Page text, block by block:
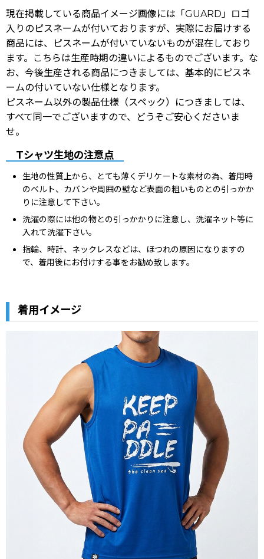
現在掲載している商品イメージ画像には「GUARD」ロゴ
入りのピスネームが付いておりますが、実際にお届けする
商品には、ピスネームが付いていないものが混在しており
ます。こちらは生産時期の違いによるものでございます。な
お、今後生産される商品につきましては、基本的にピスネ
ームの付いていない仕様となります。
ピスネーム以外の製品仕様（スペック）につきましては、
すべて同一でございますので、どうぞご安心くださいま
せ。
Tシャツ生地の注意点
生地の性質上から、とても薄くデリケートな素材の為、着用時
のベルト、カバンや周囲の壁など表面の粗いものとの引っかか
りに注意して下さい。
洗濯の際には他の物との引っかかりに注意し、洗濯ネット等に
入れて洗濯下さい。
指輪、時計、ネックレスなどは、ほつれの原因になりますの
で、着用後にお付けする事をお勧め致します。
着用イメージ